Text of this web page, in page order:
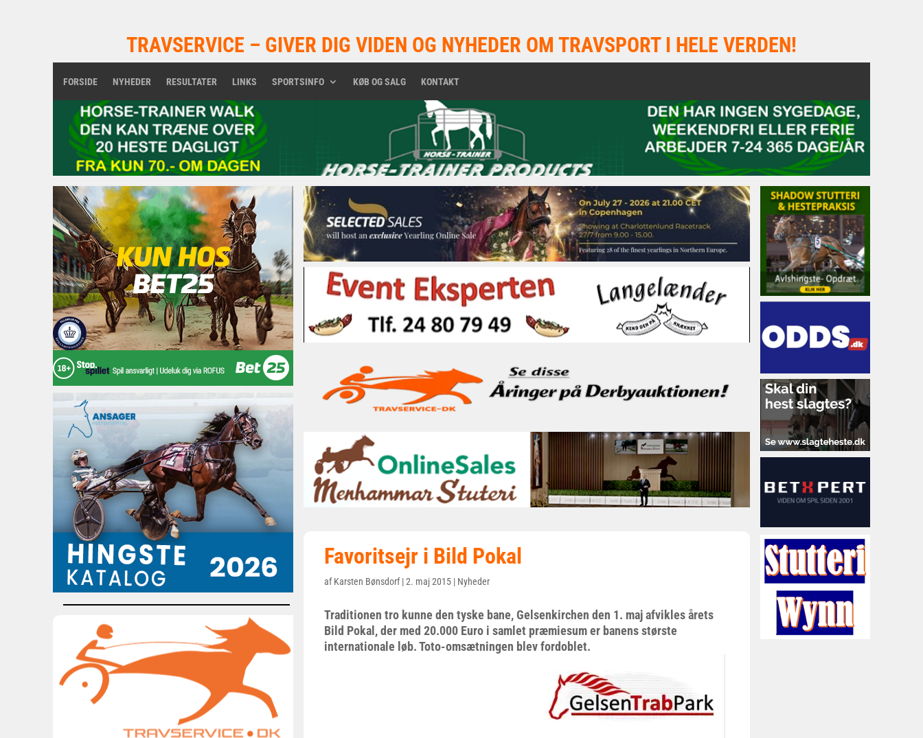
TRAVSERVICE – GIVER DIG VIDEN OG NYHEDER OM TRAVSPORT I HELE VERDEN!
FORSIDE NYHEDER RESULTATER LINKS SPORTSINFO KØB OG SALG KONTAKT
Favoritsejr i Bild Pokal
afKarsten Bønsdorf|2. maj 2015 | Nyheder
Traditionen tro kunne den tyske bane, Gelsenkirchen den 1. maj afvikles årets
Bild Pokal, der med 20.000 Euro i samlet præmiesum er banens største
internationale løb. Toto-omsætningen blev fordoblet.